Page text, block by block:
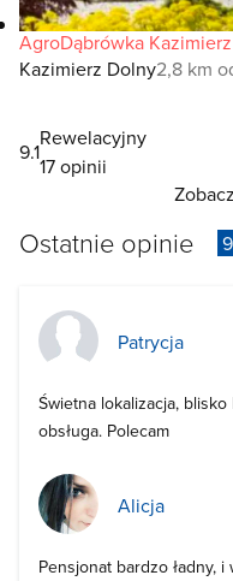
AgroDąbrówka
Kazimierz Dolny2,8 km
9.1
Rewelacyjny
17 opinii
Ostatnie opinie
Patrycja
Świetna lokalizacja,
obsługa. Polecam
Alicja
Pensjonat bardzo ładny,